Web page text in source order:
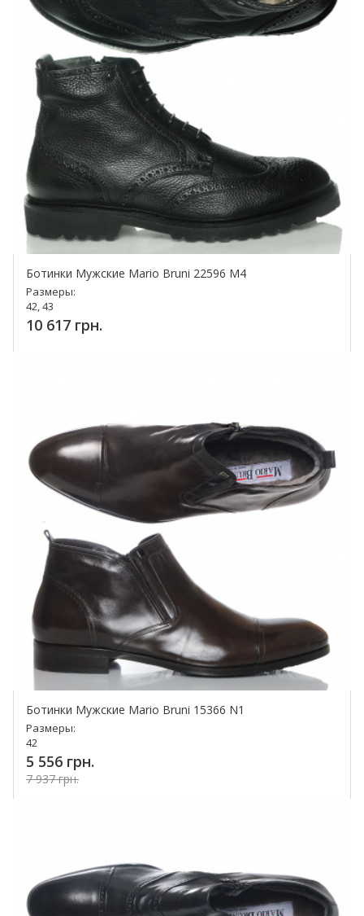
Ботинки Мужские Mario Bruni 22596 M4
Размеры:
42, 43
10 617 грн.
Ботинки Мужские Mario Bruni 15366 N1
Размеры:
42
5 556 грн.
7 937 грн.